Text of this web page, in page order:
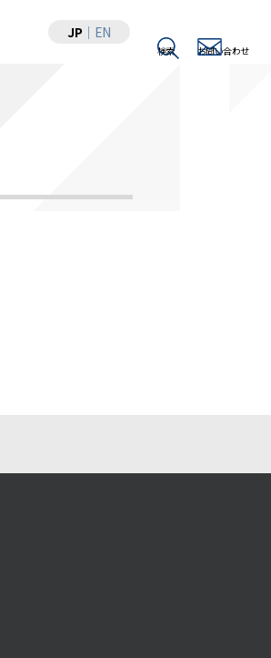
JP ｜ EN
検索 お問い合わせ